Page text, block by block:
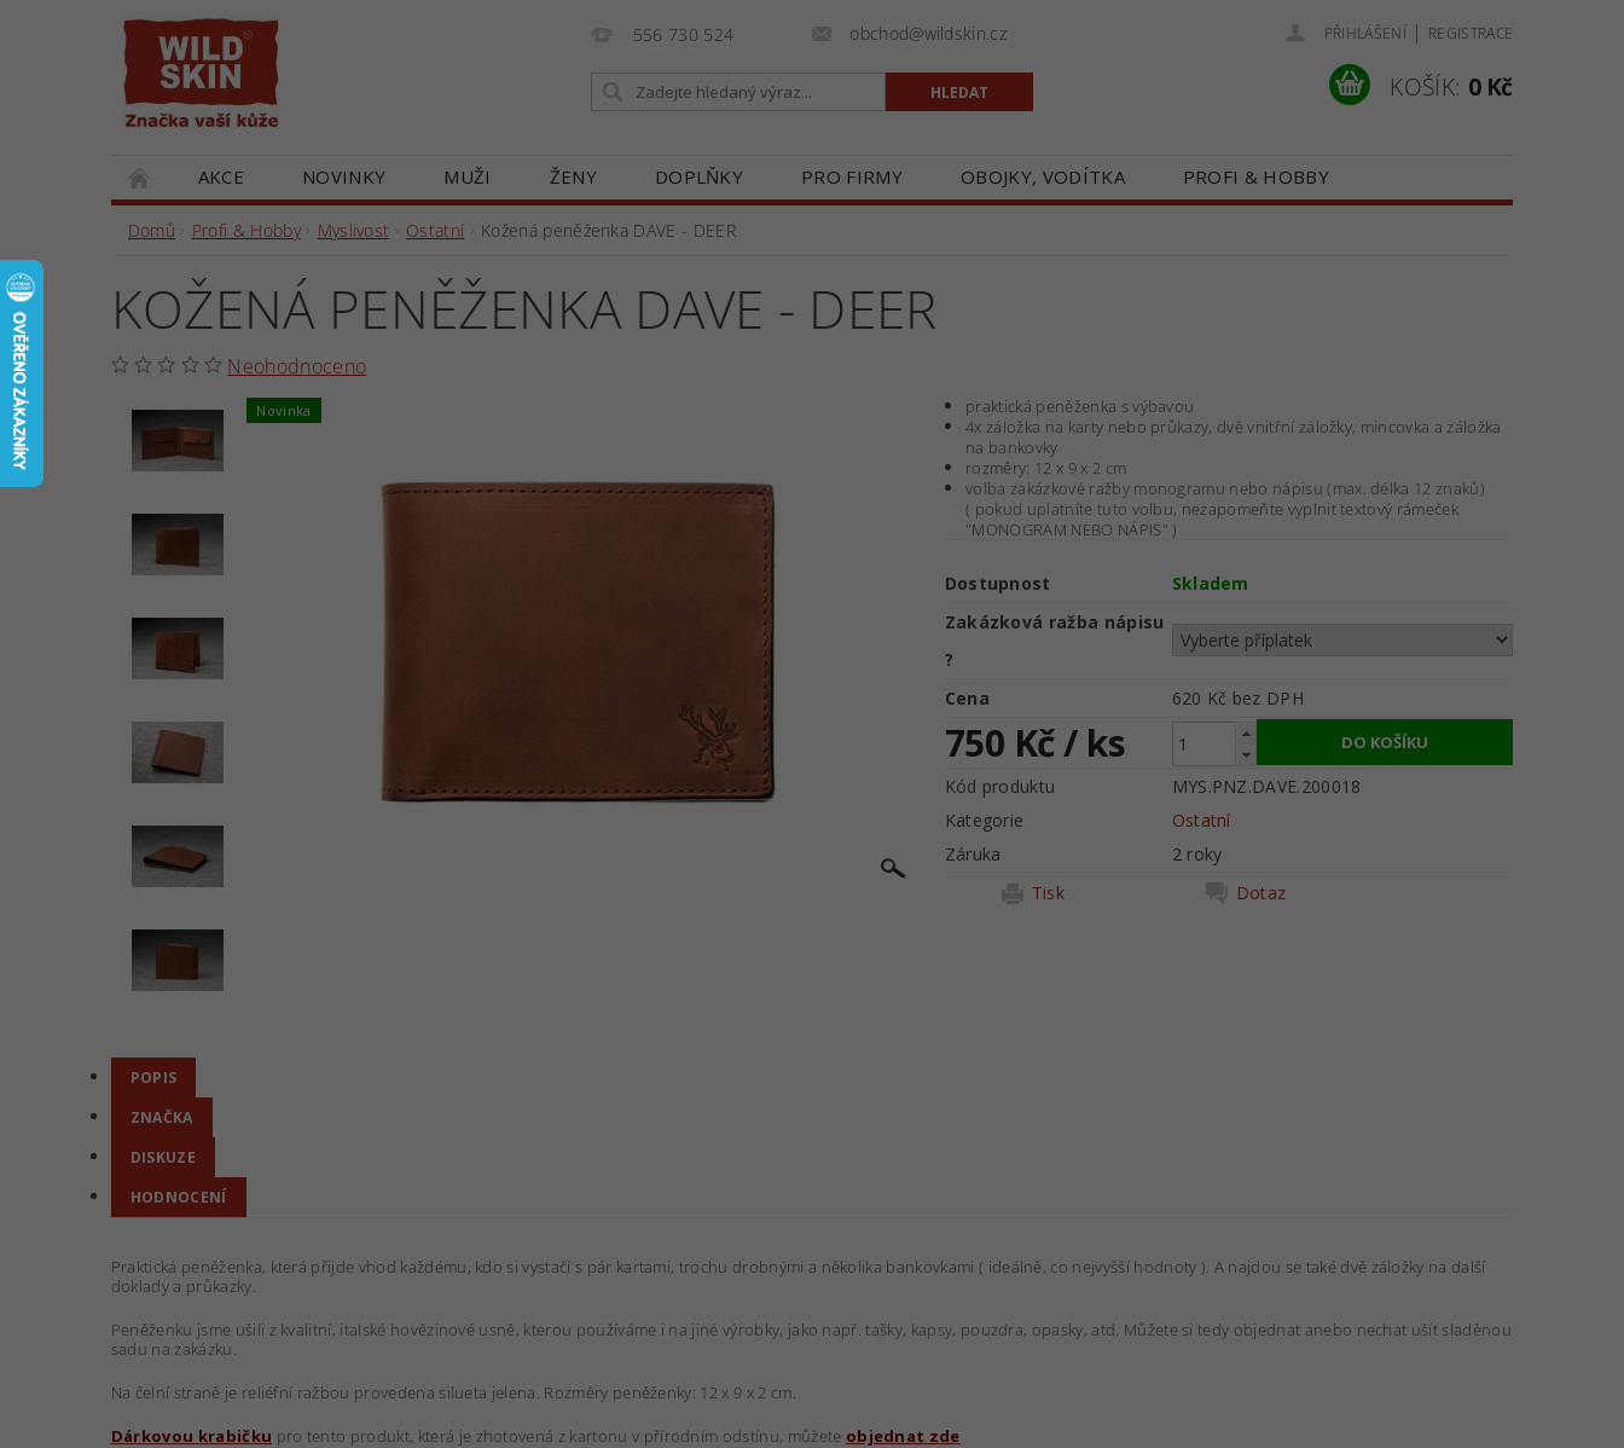
556 730 524 obchod@wildskin.cz PŘIHLÁŠENÍ | REGISTRACE
KOŠÍK: 0 Kč
AKCE NOVINKY MUŽI ŽENY DOPLŇKY PRO FIRMY OBOJKY, VODÍTKA
PROFI & HOBBY
DÁRKOVÉ POUKAZY
SPOLUPRACUJEME GALERIE
Domů Profi & Hobby Myslivost Ostatní Kožená peněženka DAVE - DEER
KOŽENÁ PENĚŽENKA DAVE - DEER
Neohodnoceno
Novinka
praktická peněženka s výbavou
4x záložka na karty nebo průkazy, dvě vnitřní záložky, mincovka a záložka
na bankovky
rozměry: 12 x 9 x 2 cm
volba zakázkové ražby monogramu nebo nápisu (max. délka 12 znaků)
( pokud uplatníte tuto volbu, nezapomeňte vyplnit textový rámeček
"MONOGRAM NEBO NÁPIS" )
Dostupnost
Skladem
Zakázková ražba nápisu
?
Cena
620 Kč bez DPH
750 Kč/ ks
Kód produktu
MYS.PNZ.DAVE.200018
Kategorie
Ostatní
Záruka
2 roky
Tisk
Dotaz
POPIS
ZNAČKA
DISKUZE
HODNOCENÍ
Praktická peněženka, která přijde vhod každému, kdo si vystačí s pár kartami, trochu drobnými a několika bankovkami ( ideálně, co nejvyšší hodnoty ). A najdou se také dvě záložky na další
doklady a průkazky.
Peněženku jsme ušili z kvalitní, italské hovězinové usně, kterou používáme i na jiné výrobky, jako např. tašky, kapsy, pouzdra, opasky, atd. Můžete si tedy objednat anebo nechat ušít sladěnou
sadu na zakázku.
Na čelní straně je reliéfní ražbou provedena silueta jelena. Rozměry peněženky: 12 x 9 x 2 cm.
Dárkovou krabičku pro tento produkt, která je zhotovená z kartonu v přírodním odstínu, můžete objednat zde